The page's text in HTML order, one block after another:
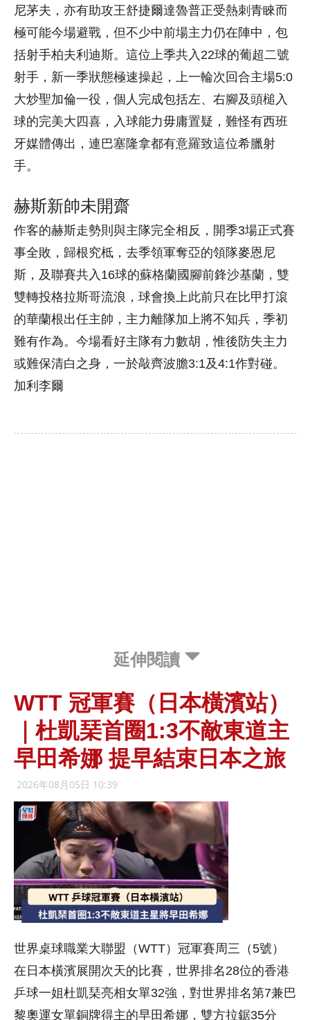
尼茅夫，亦有助攻王舒捷爾達魯普正受熱刺青睞而
極可能今場避戰，但不少中前場主力仍在陣中，包
括射手柏夫利迪斯。這位上季共入22球的葡超二號
射手，新一季狀態極速操起，上一輪次回合主場5:0
大炒聖加倫一役，個人完成包括左、右腳及頭槌入
球的完美大四喜，入球能力毋庸置疑，難怪有西班
牙媒體傳出，連巴塞隆拿都有意羅致這位希臘射
手。
赫斯新帥未開齋
作客的赫斯走勢則與主隊完全相反，開季3場正式賽
事全敗，歸根究柢，去季領軍奪亞的領隊麥恩尼
斯，及聯賽共入16球的蘇格蘭國腳前鋒沙基蘭，雙
雙轉投格拉斯哥流浪，球會換上此前只在比甲打滾
的華蘭根出任主帥，主力離隊加上將不知兵，季初
難有作為。今場看好主隊有力數胡，惟後防失主力
或難保清白之身，一於敲齊波膽3:1及4:1作對碰。
加利李爾
延伸閱讀
WTT 冠軍賽（日本橫濱站）
｜杜凱琹首圈1:3不敵東道主
早田希娜 提早結束日本之旅
2026年08月05日 10:39
世界桌球職業大聯盟（WTT）冠軍賽周三（5號）
在日本橫濱展開次天的比賽，世界排名28位的香港
乒球一姐杜凱琹亮相女單32強，對世界排名第7兼巴
黎奧運女單銅牌得主的早田希娜，雙方拉鋸35分